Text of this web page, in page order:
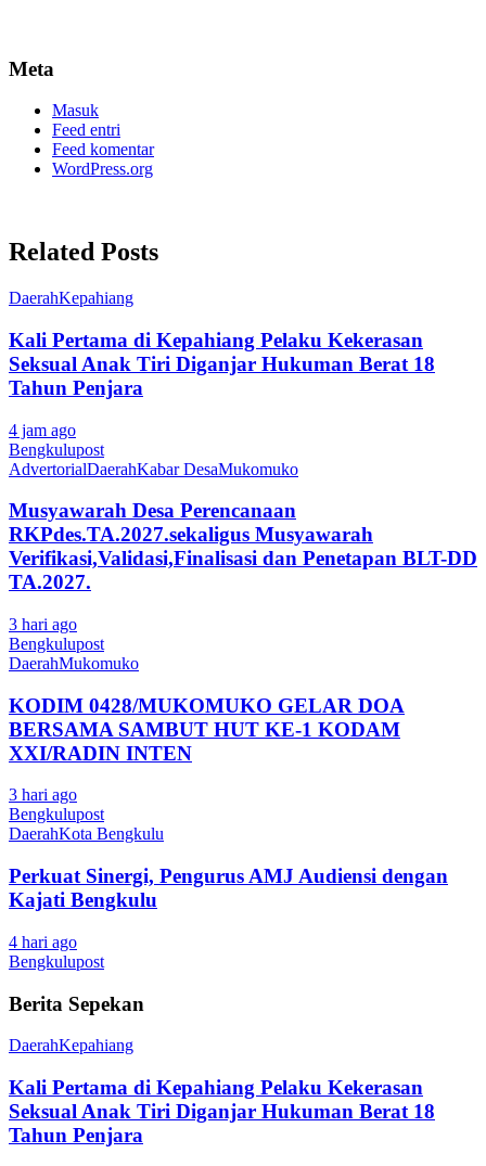
Meta
Masuk
Feed entri
Feed komentar
WordPress.org
Related Posts
DaerahKepahiang
Kali Pertama di Kepahiang Pelaku Kekerasan
Seksual Anak Tiri Diganjar Hukuman Berat 18
Tahun Penjara
4 jam ago
Bengkulupost
AdvertorialDaerahKabar DesaMukomuko
Musyawarah Desa Perencanaan
RKPdes.TA.2027.sekaligus Musyawarah
Verifikasi,Validasi,Finalisasi dan Penetapan BLT-DD
TA.2027.
3 hari ago
Bengkulupost
DaerahMukomuko
KODIM 0428/MUKOMUKO GELAR DOA
BERSAMA SAMBUT HUT KE-1 KODAM
XXI/RADIN INTEN
3 hari ago
Bengkulupost
DaerahKota Bengkulu
Perkuat Sinergi, Pengurus AMJ Audiensi dengan
Kajati Bengkulu
4 hari ago
Bengkulupost
Berita Sepekan
DaerahKepahiang
Kali Pertama di Kepahiang Pelaku Kekerasan
Seksual Anak Tiri Diganjar Hukuman Berat 18
Tahun Penjara